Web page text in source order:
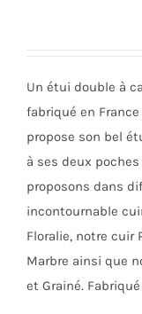
Un étui double à
fabriqué en
propose son bel
à ses deux
proposons dans
incontournable
Floralie, notre cuir
Marbre ainsi que
et Grainé.